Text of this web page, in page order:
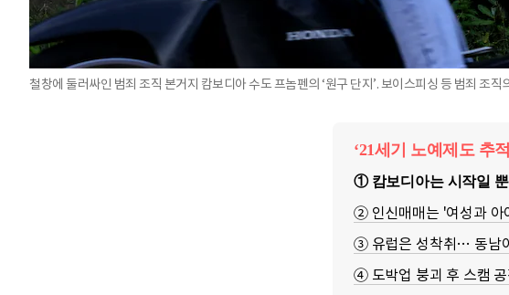
철창에 둘러싸인 범죄 조직 본거지 캄보디아 수도 프놈펜의 ‘원구 단지’. 보이스피싱 등 범죄 조
‘21세기 노예제도 추
① 캄보디아는 시작일 뿐
② 인신매매는 '여성과
③ 유럽은 성착취… 동남
④ 도박업 붕괴 후 스캠